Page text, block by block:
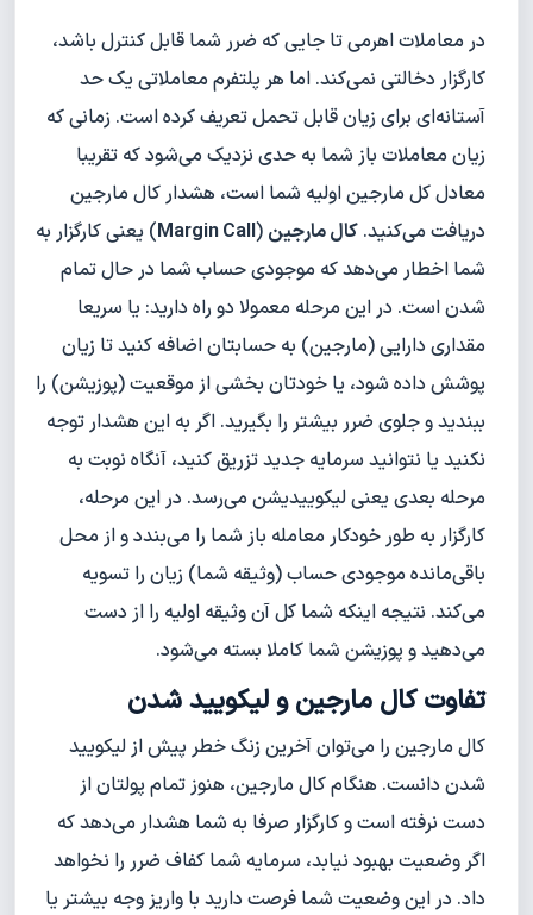
در معاملات اهرمی تا جایی که ضرر شما قابل کنترل باشد،
کارگزار دخالتی نمی‌کند. اما هر پلتفرم معاملاتی یک حد
آستانه‌ای برای زیان قابل تحمل تعریف کرده است. زمانی که
زیان معاملات باز شما به حدی نزدیک می‌شود که تقریبا
معادل کل مارجین اولیه شما است، هشدار کال مارجین
دریافت می‌کنید. کال مارجین (
Margin Call) یعنی کارگزار به
شما اخطار می‌دهد که موجودی حساب شما در حال تمام
شدن است. در این مرحله معمولا دو راه دارید: یا سریعا
مقداری دارایی (مارجین) به حسابتان اضافه کنید تا زیان
پوشش داده شود، یا خودتان بخشی از موقعیت (پوزیشن) را
ببندید و جلوی ضرر بیشتر را بگیرید. اگر به این هشدار توجه
نکنید یا نتوانید سرمایه جدید تزریق کنید، آنگاه نوبت به
مرحله بعدی یعنی لیکوییدیشن می‌رسد. در این مرحله،
کارگزار به طور خودکار معامله باز شما را می‌بندد و از محل
باقی‌مانده موجودی حساب (وثیقه شما) زیان را تسویه
می‌کند. نتیجه اینکه شما کل آن وثیقه اولیه را از دست
می‌دهید و پوزیشن شما کاملا بسته می‌شود.
تفاوت کال مارجین و لیکویید شدن
کال مارجین را می‌توان آخرین زنگ خطر پیش از لیکویید
شدن دانست. هنگام کال مارجین، هنوز تمام پولتان از
دست نرفته است و کارگزار صرفا به شما هشدار می‌دهد که
اگر وضعیت بهبود نیابد، سرمایه شما کفاف ضرر را نخواهد
داد. در این وضعیت شما فرصت دارید با واریز وجه بیشتر یا